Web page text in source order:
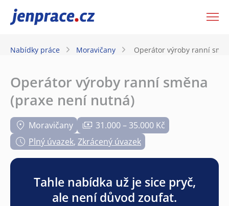
JenPráce.cz
Nabídky práce Moravičany Operátor výroby ranní
Operátor výroby ranní směna
(praxe není nutná)
Moravičany
31.000 – 35.000 Kč
Plný úvazek, Zkrácený úvazek
Tahle nabídka už je sice pryč,
ale není důvod zoufat.